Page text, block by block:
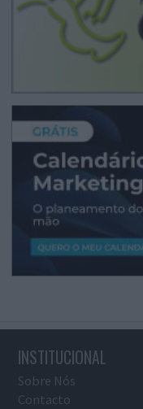
INSTITUCIONAL
Sobre Nós
Contacto